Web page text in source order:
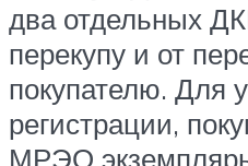
два отдельных
перекупу и от
покупателю. Для
регистрации,
МРЭО